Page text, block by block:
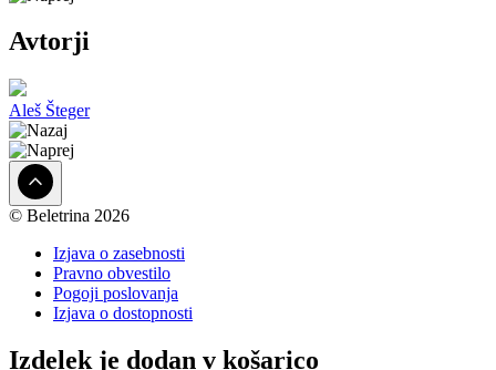
Avtorji
Aleš Šteger
© Beletrina 2026
Izjava o zasebnosti
Pravno obvestilo
Pogoji poslovanja
Izjava o dostopnosti
Izdelek je dodan v košarico